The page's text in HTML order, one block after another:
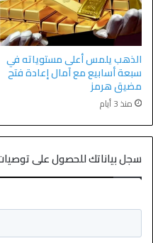
الذهب يلمس أعلى مستوياته في
سبعة أسابيع مع آمال إعادة فتح
مضيق هرمز
منذ 3 أيام
سجل بياناتك للحصول على